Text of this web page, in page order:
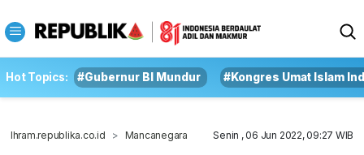
Hot Topics: #Gubernur BI Mundur #Kongres Umat Islam
Ihram.republika.co.id Mancanegara Senin , 06 Jun 2022, 09:27 WIB